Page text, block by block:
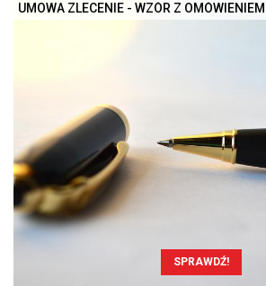
UMOWA ZLECENIE - WZÓR Z OMÓWIENIEM
SPRAWDŹ!